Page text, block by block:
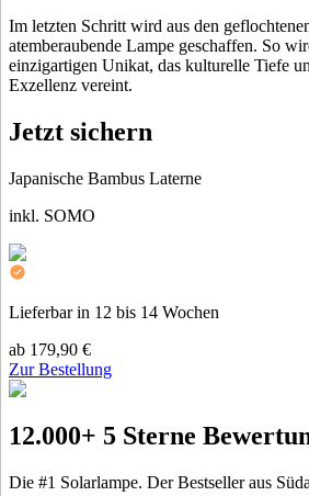
Im letzten Schritt wird aus den
atemberaubende Lampe geschaffen. So
einzigartigen Unikat, das kulturelle Tiefe
Exzellenz vereint.
Jetzt sichern
Japanische Bambus Laterne
inkl. SOMO
Lieferbar in 12 bis 14 Wochen
ab 179,90 €
Zur Bestellung
12.000+ 5 Sterne
Die #1 Solarlampe. Der Bestseller aus